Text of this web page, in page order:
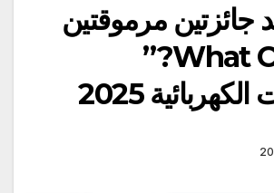
جائزتين مرموقتين
من “What Car?”
2025